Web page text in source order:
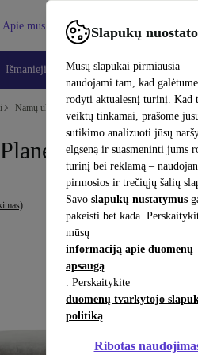
Slapukų
Mūsų slapukai pirmiausia
naudojami tam, kad
rodyti aktualesnį turinį. Kad
veiktų tinkamai, prašome
sutikimo analizuoti jūsų
elgseną ir suasmeninti jums
turinį bei reklamą –
pirmosios ir trečiųjų šalių
Savo slapukų nustatymus
pakeisti bet kada.
mūsų
informaciją apie duomenų
apsaugą
. Perskaitykite
duomenų tvarkytojo
politiką
Ribotas
Apie mus Pagalba
Išmanieji telefonai Nešiojamieji
Namų ūkis Baldai
Grey Green